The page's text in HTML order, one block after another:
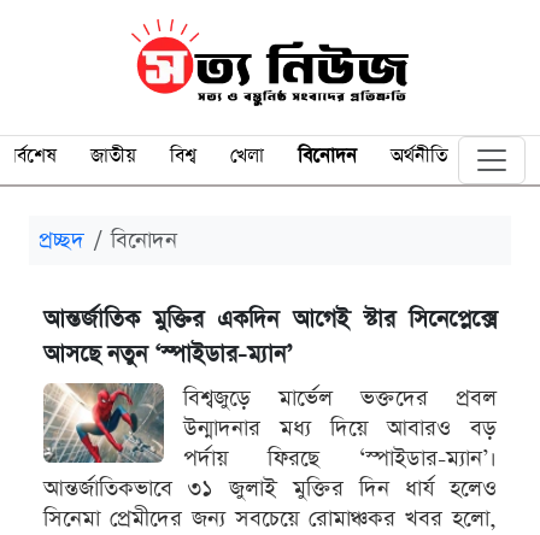
সর্বশেষ জাতীয় বিশ্ব খেলা বিনোদন অর্থনীতি
প্রচ্ছদ বিনোদন
আন্তর্জাতিক মুক্তির একদিন আগেই স্টার সিনেপ্লেক্সে
আসছে নতুন ‘স্পাইডার-ম্যান’
বিশ্বজুড়ে মার্ভেল ভক্তদের প্রবল
উন্মাদনার মধ্য দিয়ে আবারও বড়
পর্দায় ফিরছে ‘স্পাইডার-ম্যান’।
আন্তর্জাতিকভাবে ৩১ জুলাই মুক্তির দিন ধার্য হলেও
সিনেমা প্রেমীদের জন্য সবচেয়ে রোমাঞ্চকর খবর হলো,